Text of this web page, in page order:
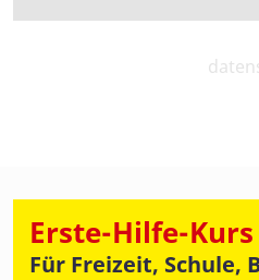
Erste-Hilfe-
Für Freizeit, Schule,